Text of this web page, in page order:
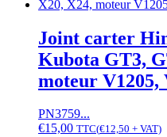
NX19,
NX21,...,
NZ,
Kubota
GL19,
GT,
KL,
Joint carter
Kubota GT3,
moteur V1205,
PN3759...
€15,00 TTC(€12,50 + VAT)